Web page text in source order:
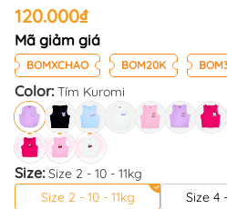
120.000₫
Mã giảm giá
BOMXCHAO BOM20K
Color:Tím Kuromi
Size:Size 2 - 10 - 11kg
Size 2 - 10 - 11kg
Size 4